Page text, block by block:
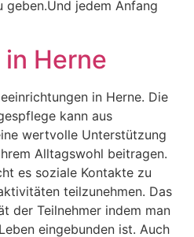
geben.Und jedem Anfang
Herne
in Herne. Die
kann aus
wertvolle Unterstützung
Alltagswohl beitragen.
es soziale Kontakte zu
teilzunehmen. Das
der Teilnehmer indem man
eingebunden ist. Auch